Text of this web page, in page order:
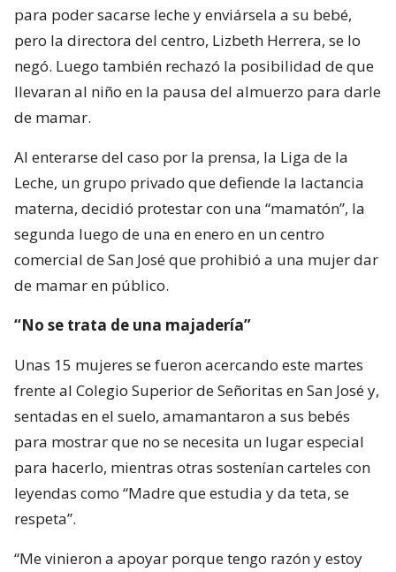
para poder sacarse leche y enviársela a su bebé,
pero la directora del centro, Lizbeth Herrera, se lo
negó. Luego también rechazó la posibilidad de que
llevaran al niño en la pausa del almuerzo para darle
de mamar.
Al enterarse del caso por la prensa, la Liga de la
Leche, un grupo privado que defiende la lactancia
materna, decidió protestar con una “mamatón”, la
segunda luego de una en enero en un centro
comercial de San José que prohibió a una mujer dar
de mamar en público.
“No se trata de una majadería”
Unas 15 mujeres se fueron acercando este martes
frente al Colegio Superior de Señoritas en San José y,
sentadas en el suelo, amamantaron a sus bebés
para mostrar que no se necesita un lugar especial
para hacerlo, mientras otras sostenían carteles con
leyendas como “Madre que estudia y da teta, se
respeta”.
“Me vinieron a apoyar porque tengo razón y estoy